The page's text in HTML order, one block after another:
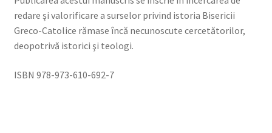
redare şi valorificare a surselor privind istoria Bisericii
Greco-Catolice rămase încă necunoscute cercetătorilor,
deopotrivă istorici şi teologi.
ISBN 978-973-610-692-7